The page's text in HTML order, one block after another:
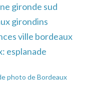
gironde sud
girondins
ville bordeaux
esplanade
photo de Bordeaux